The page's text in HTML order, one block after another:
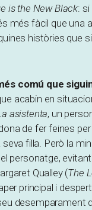
is the New Black:
més fàcil que una
històries que
comú que
acabin en
asistenta, un
de fer feines per
filla. Però la
personatge,
Qualley (The
principal i
desemparament